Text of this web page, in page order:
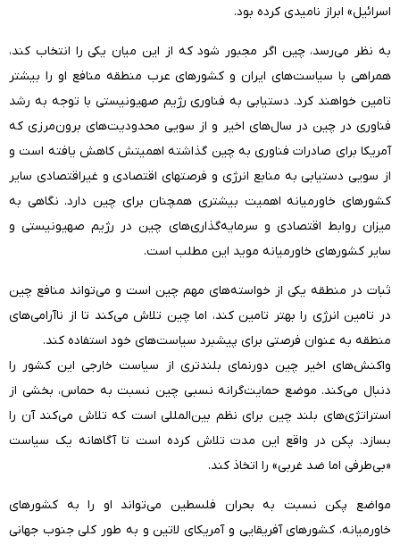
اسرائیل» ابراز نامیدی کرده بود.
به نظر می‌رسد، چین اگر مجبور شود که از این میان یکی را انتخاب کند،
همراهی با سیاست‌های ایران و کشورهای عرب منطقه منافع او را بیشتر
تامین خواهند کرد. دستیابی به فناوری رژیم صهیونیستی با توجه به رشد
فناوری‌ در چین در سال‌های اخیر و از سویی محدودیت‌های برون‌مرزی که
آمریکا برای صادرات فناوری به چین گذاشته اهمیتش کاهش یافته است و
از سویی دستیابی به منابع انرژی و فرصتهای اقتصادی و غیر‌اقتصادی سایر
کشورهای خاورمیانه اهمیت بیشتری همچنان برای چین دارد. نگاهی به
میزان روابط اقتصادی و سرمایه‌گذاری‌های چین در رژیم صهیونیستی و
سایر کشورهای خاورمیانه موید این مطلب است.
ثبات در منطقه یکی از خواسته‌های مهم چین است و می‌تواند منافع چین
در تامین انرژی را بهتر تامین کند، اما چین تلاش می‌کند تا از نا‌‌آرامی‌های
منطقه به عنوان فرصتی برای پیشبرد سیاست‌های خود استفاده کند.
واکنش‌های اخیر چین دورنمای بلندتری از سیاست خارجی این کشور را
دنبال می‌کند. موضع حمایت‌گرانه نسبی چین نسبت به حماس، بخشی از
استراتژی‌های بلند چین برای نظم بین‌المللی است که تلاش می‌کند آن را
بسازد. پکن در واقع این مدت تلاش کرده است تا آگاهانه یک سیاست
«بی‌طرفی اما ضد غربی» را اتخاذ کند.
مواضع پکن نسبت به بحران فلسطین می‌تواند او را به کشورهای
خاورمیانه، کشورهای آفریقایی و آمریکای لاتین و به طور کلی جنوب جهانی